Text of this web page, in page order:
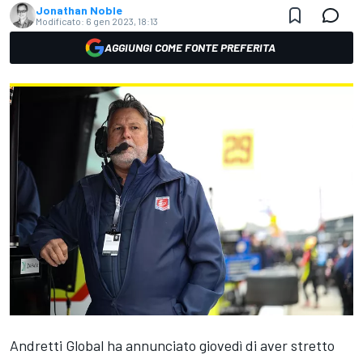
Jonathan Noble
Modificato: 6 gen 2023, 18:13
AGGIUNGI COME FONTE PREFERITA
Andretti Global ha annunciato giovedì di aver stretto